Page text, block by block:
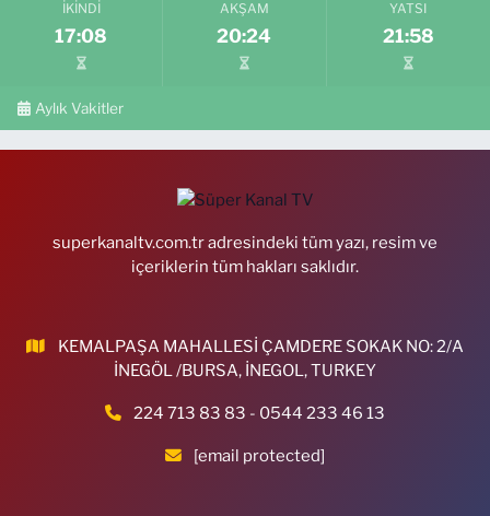
İKINDI
17:08
AKŞAM
20:24
YATSI
21:58
Aylık Vakitler
superkanaltv.com.tr adresindeki tüm yazı, resim ve
içeriklerin tüm hakları saklıdır.
KEMALPAŞA MAHALLESİ ÇAMDERE SOKAK NO: 2/A
İNEGÖL /BURSA, İNEGOL, TURKEY
224 713 83 83 - 0544 233 46 13
[email protected]